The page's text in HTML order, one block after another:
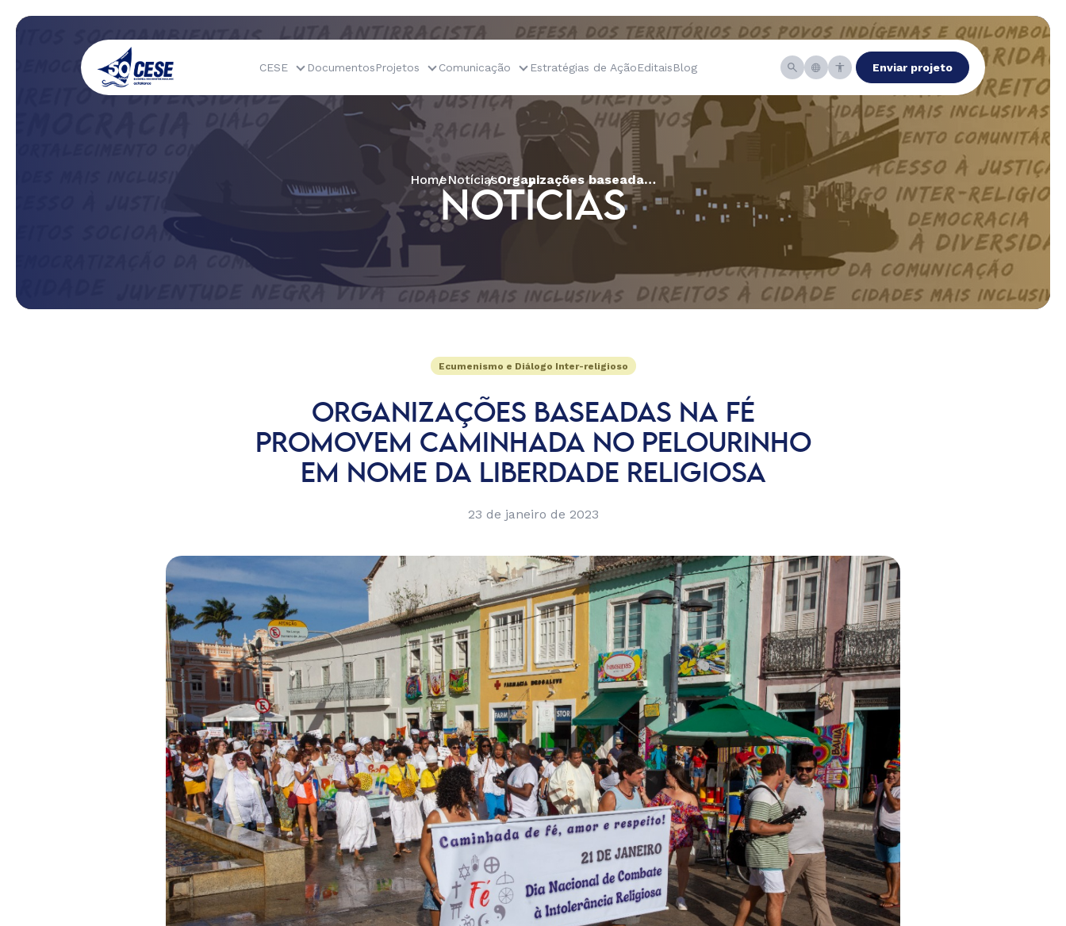
CESE DocumentosProjetos Comunicação Estratégias de AçãoEditaisBlog Enviar projeto
HomeNotícias Organizações baseadas na fé promovem caminhada no Pelourinho em nome da liberdade religiosa
NOTÍCIAS
Ecumenismo e Diálogo Inter-religioso
ORGANIZAÇÕES BASEADAS NA FÉ
PROMOVEM CAMINHADA NO PELOURINHO
EM NOME DA LIBERDADE RELIGIOSA
23 de janeiro de 2023